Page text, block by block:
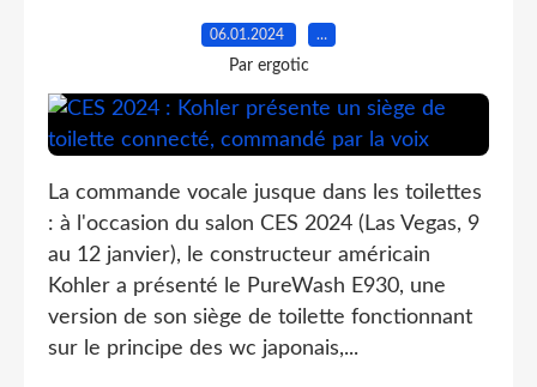
06.01.2024 …
Par ergotic
La commande vocale jusque dans les toilettes
: à l'occasion du salon CES 2024 (Las Vegas, 9
au 12 janvier), le constructeur américain
Kohler a présenté le PureWash E930, une
version de son siège de toilette fonctionnant
sur le principe des wc japonais,...